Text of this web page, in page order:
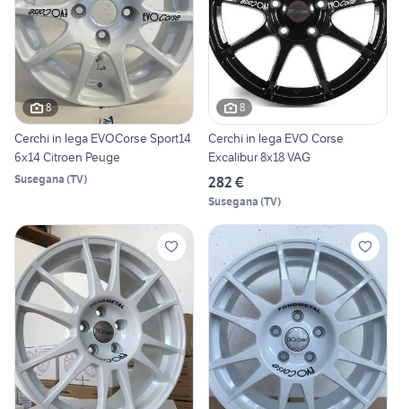
8
Cerchi in lega EVOCorse Sport14
6x14 Citroen Peuge
Susegana (TV)
8
Cerchi in lega EVO Corse
Excalibur 8x18 VAG
282 €
Susegana (TV)